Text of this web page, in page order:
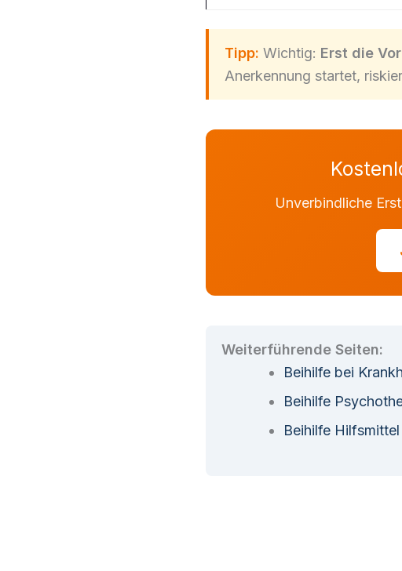
Tipp: Wichtig: Erst die
Anerkennung startet,
Unverbindliche
Weiterführende Seiten:
Beihilfe bei
Beihilfe
Beihilfe Hilfsmittel